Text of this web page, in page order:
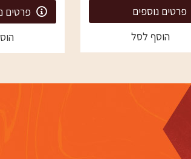
פרטים נוספים
הוסף לסל
פרטים